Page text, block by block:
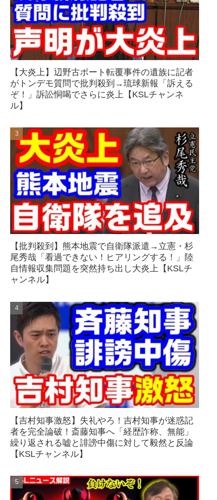
【大炎上】辺野古ボート転覆事件の遺族に記者
がトンデモ質問で批判殺到→琉球新報「訴える
ぞ！」訴訟恫喝でさらに炎上【KSLチャンネ
ル】
【批判殺到】熊本地震で自衛隊派遣→立憲・杉
尾秀哉「看過できない！ヒアリングする！」陸
自情報収集問題を突然持ち出し大炎上【KSLチ
ャンネル】
【吉村知事激怒】失礼やろ！吉村知事が迷惑記
者を完全論破！斎藤知事へ「経歴詐称、無能」
繰り返される嘘と誹謗中傷に対して毅然と反論
【KSLチャンネル】